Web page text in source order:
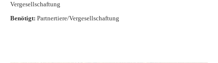
Vergesellschaftung
Benötigt: Partnertiere/Vergesellschaftung